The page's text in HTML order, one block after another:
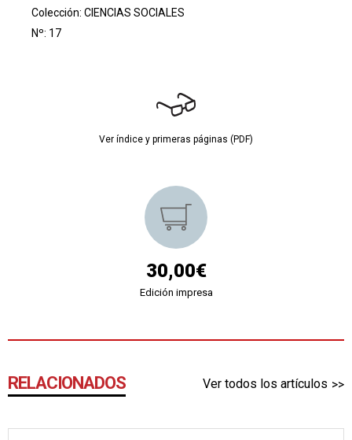
Colección: CIENCIAS SOCIALES
Nº: 17
Ver índice y primeras páginas (PDF)
30,00€
Edición impresa
RELACIONADOS Ver todos los artículos